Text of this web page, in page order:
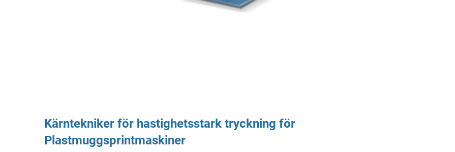
Kärntekniker för hastighetsstark tryckning för
Plastmuggsprintmaskiner